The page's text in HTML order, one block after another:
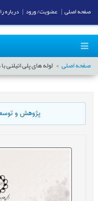
صفحه اصلی لوله های پلی اتیلنی
پژوهش و توسعه
صفحه اصلی عضویت/ ورود درباره